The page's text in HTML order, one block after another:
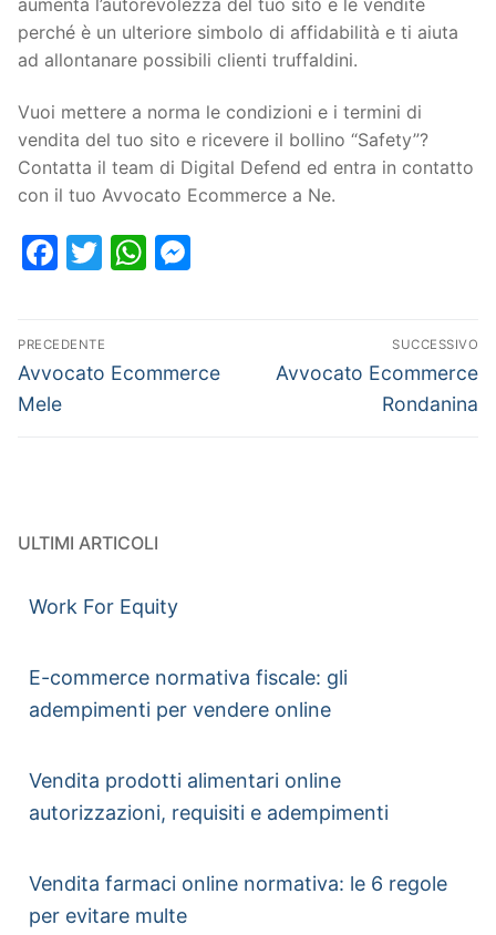
perché è un ulteriore simbolo di affidabilità e ti aiuta
ad allontanare possibili clienti truffaldini.
Vuoi mettere a norma le condizioni e i termini di
vendita del tuo sito e ricevere il bollino “Safety”?
Contatta il team di Digital Defend ed entra in contatto
con il tuo Avvocato Ecommerce a Ne.
Facebook
TwitterWhatsApp
PRECEDENTE
Avvocato Ecommerce
Mele
SUCCESSIVO
Avvocato Ecommerce
Rondanina
ULTIMI ARTICOLI
Work For Equity
E-commerce normativa fiscale: gli
adempimenti per vendere online
Vendita prodotti alimentari online
autorizzazioni, requisiti e adempimenti
Vendita farmaci online normativa: le 6 regole
per evitare multe